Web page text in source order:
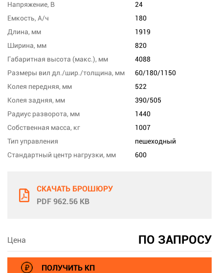
Напряжение, В
24
Емкость, А/ч
180
Длина, мм
1919
Ширина, мм
820
Габаритная высота (макс.), мм
4088
Размеры вил дл./шир./толщина, мм
60/180/1150
Колея передняя, мм
522
Колея задняя, мм
390/505
Радиус разворота, мм
1440
Собственная масса, кг
1007
Тип управления
пешеходный
Стандартный центр нагрузки, мм
600
СКАЧАТЬ БРОШЮРУ
PDF 962.56 KB
Цена ПО ЗАПРОСУ
ПОЛУЧИТЬ КП